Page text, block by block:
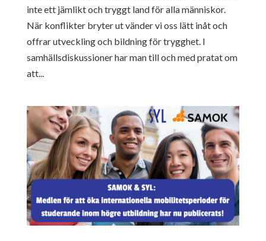
inte ett jämlikt och tryggt land för alla människor.
När konflikter bryter ut vänder vi oss lätt inåt och
offrar utveckling och bildning för trygghet. I
samhällsdiskussioner har man till och med pratat om
att...